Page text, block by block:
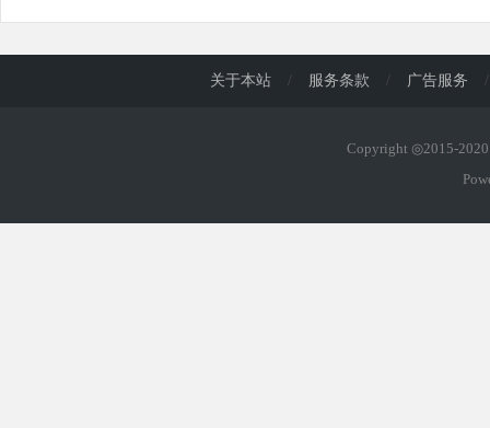
关于本站 / 服务条款 / 广告服务 /
Copyright ◎2015-